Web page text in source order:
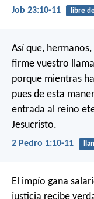
Job 23:10-11 libre
Así que,
firme vuestro
porque mientras
pues de esta
entrada al reino
Jesucristo.
2 Pedro 1:10-11
El impío gana